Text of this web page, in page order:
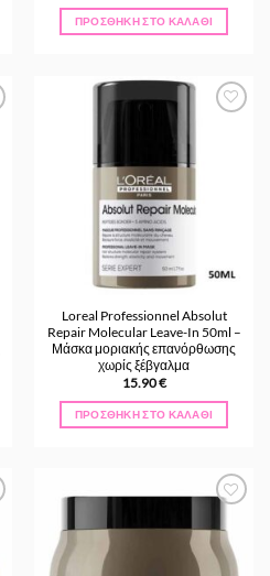
ΠΡΟΣΘΉΚΗ ΣΤΟ ΚΑΛΆΘΙ
Loreal Professionnel Absolut
Repair Molecular Leave-In 50ml –
Μάσκα μοριακής επανόρθωσης
χωρίς ξέβγαλμα
15.90€
ΠΡΟΣΘΉΚΗ ΣΤΟ ΚΑΛΆΘΙ
στα
Αγαπημένα